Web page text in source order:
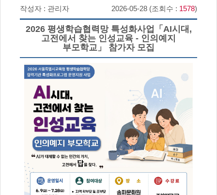
작성자 : 관리자 2026-05-28 (조회수 : 1578)
2026 평생학습협력망 특성화사업「AI시대,
고전에서 찾는 인성교육 - 인의예지
부모학교」 참가자 모집